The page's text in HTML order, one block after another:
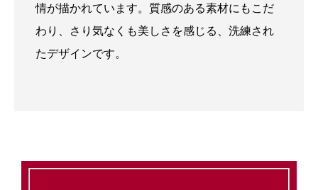
情が描かれています。質感のある素材にもこだ
わり、さり気なくも美しさを感じる、洗練され
たデザインです。